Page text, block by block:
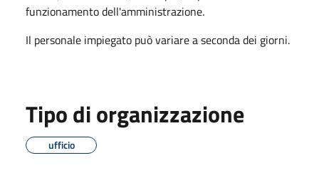
funzionamento dell'amministrazione.
Il personale impiegato può variare a seconda dei giorni.
Tipo di organizzazione
ufficio